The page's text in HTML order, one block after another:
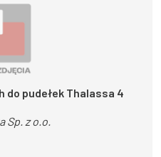
pudełek Thalassa 4
z o.o.